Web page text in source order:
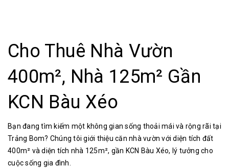
Cho Thuê Nhà Vườn
400m², Nhà 125m² Gần
KCN Bàu Xéo
Bạn đang tìm kiếm một không gian sống thoải mái và rộng rãi tại
Trảng Bom? Chúng tôi giới thiệu căn nhà vườn với diện tích đất
400m² và diện tích nhà 125m², gần KCN Bàu Xéo, lý tưởng cho
cuộc sống gia đình.